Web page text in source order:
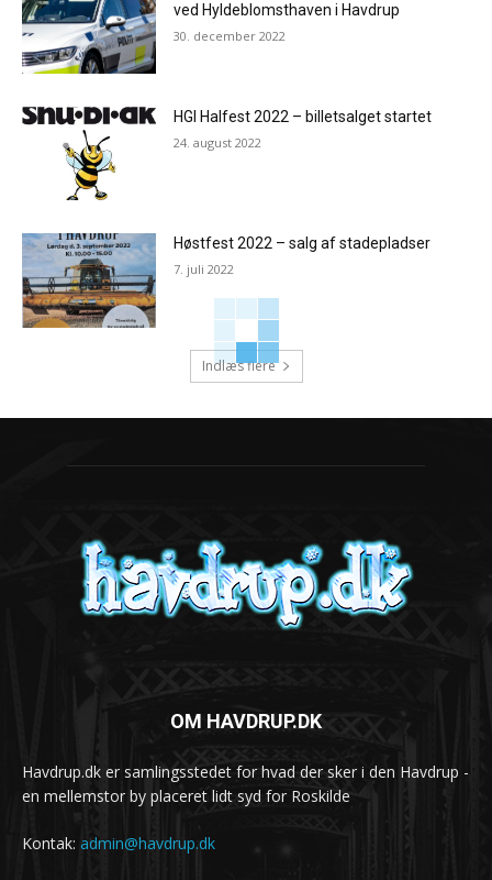
ved Hyldeblomsthaven i Havdrup
30. december 2022
HGI Halfest 2022 – billetsalget startet
24. august 2022
Høstfest 2022 – salg af stadepladser
7. juli 2022
Indlæs flere
OM HAVDRUP.DK
Havdrup.dk er samlingsstedet for hvad der sker i den Havdrup -
en mellemstor by placeret lidt syd for Roskilde
Kontak: admin@havdrup.dk